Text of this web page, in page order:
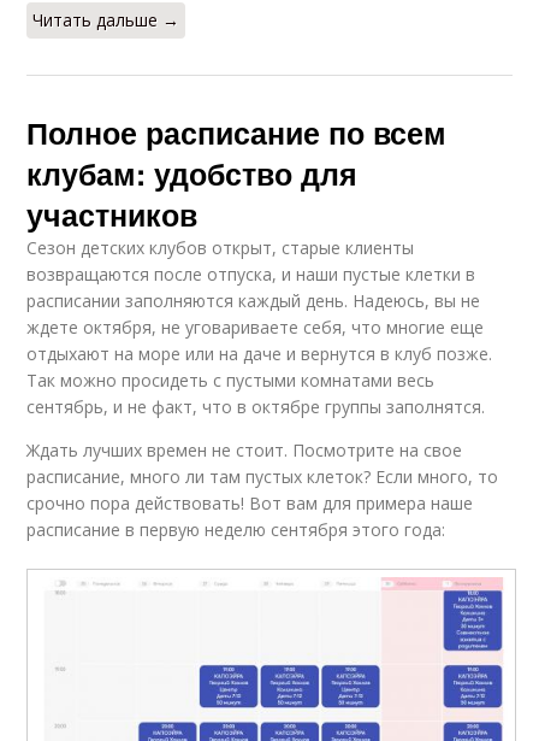
Читать дальше →
Полное расписание по всем
клубам: удобство для
участников
Сезон детских клубов открыт, старые клиенты
возвращаются после отпуска, и наши пустые клетки в
расписании заполняются каждый день. Надеюсь, вы не
ждете октября, не уговариваете себя, что многие еще
отдыхают на море или на даче и вернутся в клуб позже.
Так можно просидеть с пустыми комнатами весь
сентябрь, и не факт, что в октябре группы заполнятся.
Ждать лучших времен не стоит. Посмотрите на свое
расписание, много ли там пустых клеток? Если много, то
срочно пора действовать! Вот вам для примера наше
расписание в первую неделю сентября этого года: